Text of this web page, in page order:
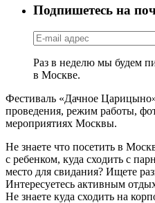
Подпишетесь на
Раз в неделю мы будем
в Москве.
Фестиваль «Дачное
проведения, режим работы,
мероприятиях Москвы.
Не знаете что посетить в
с ребенком, куда сходить с
место для свидания? Ищете
Интересуетесь активным
Не знаете куда сходить на